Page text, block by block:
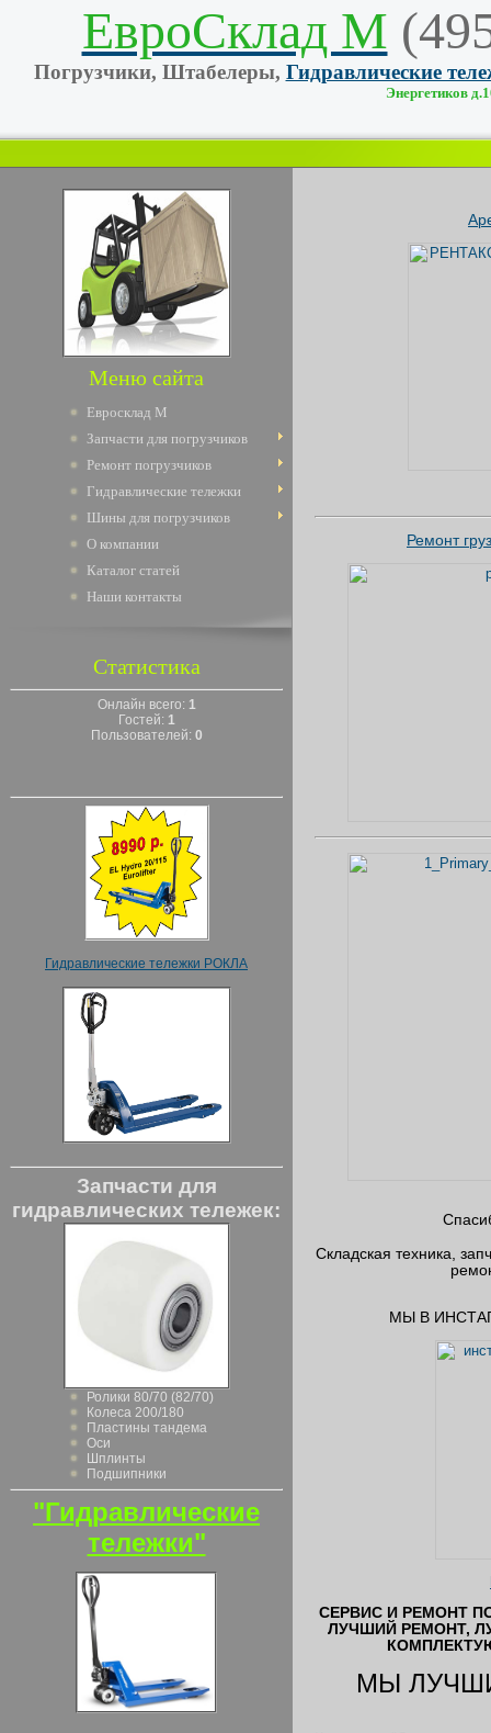
ЕвроСклад М
Погрузчики, Штабелеры, Гидравлические
Энергетиков
Меню сайта
Евросклад М
Запчасти для погрузчиков
Ремонт погрузчиков
Гидравлические тележки
Шины для погрузчиков
О компании
Каталог статей
Наши контакты
Статистика
Онлайн всего: 1
Гостей: 1
Пользователей: 0
Гидравлические тележки РОКЛА
Запчасти для
гидравлических тележек:
Ролики 80/70 (82/70)
Колеса 200/180
Пластины тандема
Оси
Шплинты
Подшипники
"Гидравлические
тележки"
Ремонт
Складская техника,
МЫ В
СЕРВИС И РЕМОНТ
ЛУЧШИЙ РЕМОНТ,
МЫ